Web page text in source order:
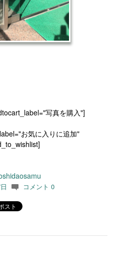
写真を購入"]
お気に入りに追加"
c コメント 0